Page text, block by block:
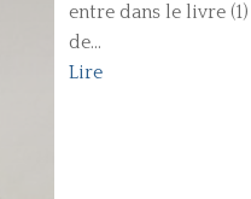
entre dans le livre
de...
Lire